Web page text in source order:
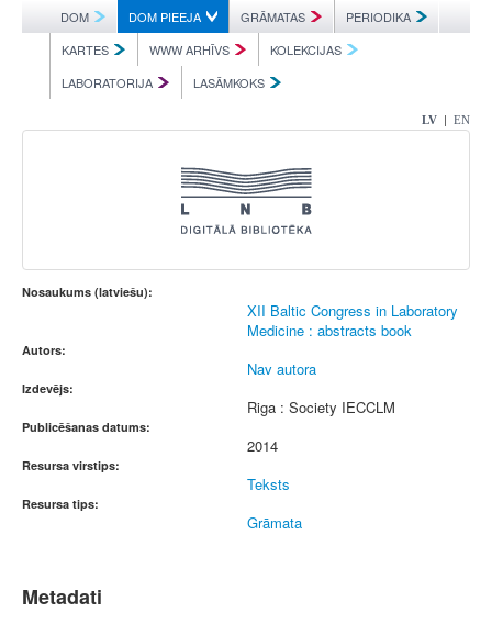
DOM DOM PIEEJA GRĀMATAS
PERIODIKA
KARTES
WWW ARHĪVS
KOLEKCIJAS
LABORATORIJA
LASĀMKOKS
LV | EN
Nosaukums (latviešu):
XII Baltic Congress in Laboratory
Medicine : abstracts book
Autors:
Nav autora
Izdevējs:
Riga : Society IECCLM
Publicēšanas datums:
2014
Resursa virstips:
Teksts
Resursa tips:
Grāmata
Metadati